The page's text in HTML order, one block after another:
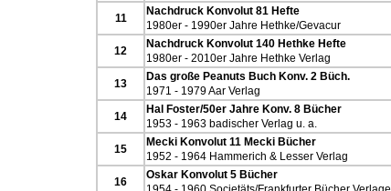
11
Nachdruck Konvolut 81 Hefte
1980er - 1990er Jahre Hethke/Gevacur
12
Nachdruck Konvolut 140 Hethke Hefte
1980er - 2010er Jahre Hethke Verlag
13
Das große Peanuts Buch Konv. 2 Büch.
1971 - 1979 Aar Verlag
14
Hal Foster/50er Jahre Konv. 8 Bücher
1953 - 1963 badischer Verlag u. a.
15
Mecki Konvolut 11 Mecki Bücher
1952 - 1964 Hammerich & Lesser Verlag
16
Oskar Konvolut 5 Bücher